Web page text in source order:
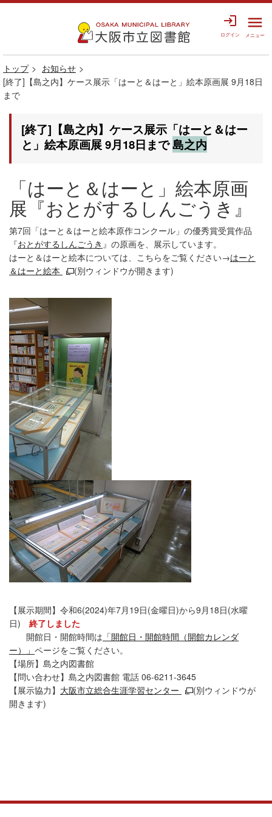
login
ログイン
menu
メニュー
トップ
お知らせ
[終了]【島之内】ケース展示「はーと＆はーと」絵本原画展 9月18日
まで
[終了]【島之内】ケース展示「はーと＆はー
と」絵本原画展 9月18日まで島之内
「はーと＆はーと」絵本原画
展『おとがするしんごうき』
第7回「はーと＆はーと絵本原作コンクール」の優秀賞受賞作品
『おとがするしんごうき 』の原画を、展示しています。
はーと＆はーと絵本については、こちらをご覧ください→はーと
＆はーと絵本
(別ウィンドウが開きます)
【展示期間】令和6(2024)年7月19日(金曜日)から9月18日(水曜
日) 終了しました
開館日・開館時間は 「開館日・開館時間（開館カレンダ
ー）」 ページをご覧ください。
【場所】島之内図書館
【問い合わせ】島之内図書館 電話 06-6211-3645
【展示協力】 大阪市立総合生涯学習センター
(別ウィンドウが
開きます)